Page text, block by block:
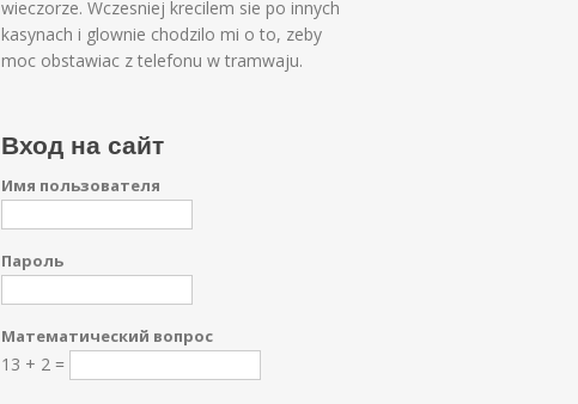
wieczorze. Wczesniej krecilem sie po innych
kasynach i glownie chodzilo mi o to, zeby
moc obstawiac z telefonu w tramwaju.
Вход на сайт
Имя пользователя
Пароль
Математический вопрос
13 + 2 =